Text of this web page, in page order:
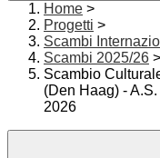
Home >
Progetti >
Scambi
Scambi 2025/26 >
Scambio
(Den Haag) -
2026